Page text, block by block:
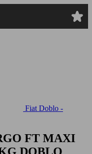
Fiat Doblo -
FT MAXI